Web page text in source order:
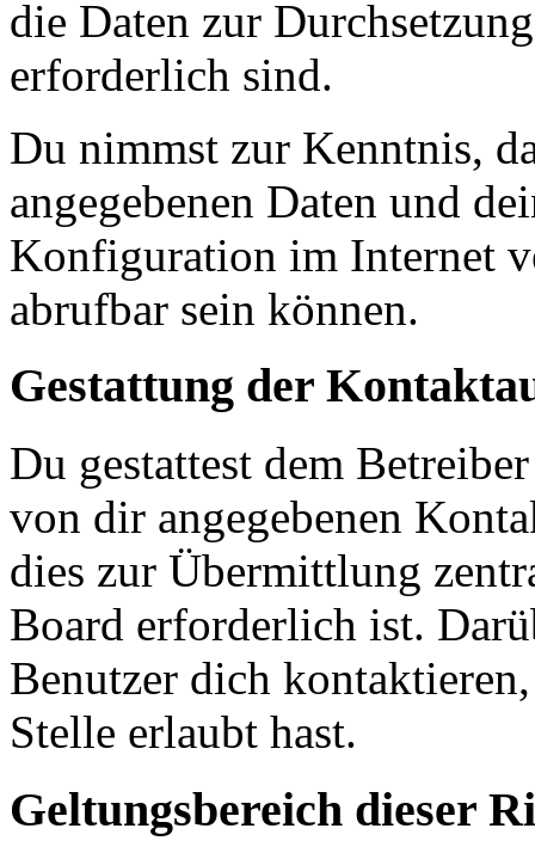
die Daten zur
erforderlich sind.
Du nimmst zur Kenntnis,
angegebenen Daten und
Konfiguration im Internet
abrufbar sein können.
Gestattung der
Du gestattest dem
von dir angegebenen
dies zur Übermittlung
Board erforderlich ist.
Benutzer dich
Stelle erlaubt hast.
Geltungsbereich dieser